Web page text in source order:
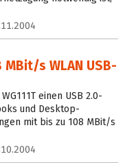
s WLAN USB-
einen USB 2.0-
und Desktop-
mit bis zu 108 MBit/s